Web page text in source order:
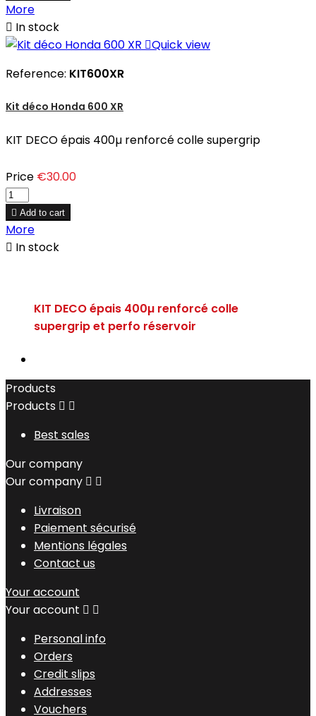
More
 In stock
Quick view
Reference: KIT600XR
Kit déco Honda 600 XR
KIT DECO épais 400µ renforcé colle supergrip
Price €30.00
 Add to cart
More
 In stock
KIT DECO épais 400µ renforcé colle
supergrip et perfo réservoir
Products
Products  
Best sales
Our company
Our company  
Livraison
Paiement sécurisé
Mentions légales
Contact us
Your account
Your account  
Personal info
Orders
Credit slips
Addresses
Vouchers